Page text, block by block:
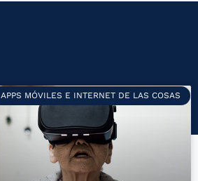
APPS MÓVILES E INTERNET DE LAS COSAS